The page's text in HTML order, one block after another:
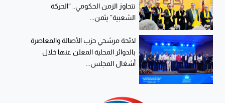
تتجاوز الزمن الحكومي.. “الحركة
الشعبية” يثمن...
لائحة مرشحي حزب الأصالة والمعاصرة
بالدوائر المحلية المعلن عنها خلال
أشغال المجلس...